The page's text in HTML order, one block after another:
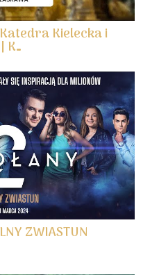
Katedra Kielecka i
K…
ZWIASTUN